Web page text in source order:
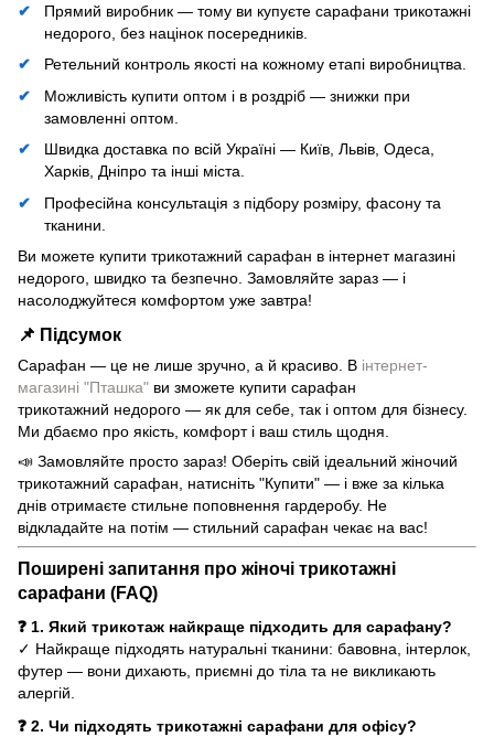
Прямий виробник — тому ви купуєте сарафани трикотажні
недорого, без націнок посередників.
Ретельний контроль якості на кожному етапі виробництва.
Можливість купити оптом і в роздріб — знижки при
замовленні оптом.
Швидка доставка по всій Україні — Київ, Львів, Одеса,
Харків, Дніпро та інші міста.
Професійна консультація з підбору розміру, фасону та
тканини.
Ви можете купити трикотажний сарафан в інтернет магазині
недорого, швидко та безпечно. Замовляйте зараз — і
насолоджуйтеся комфортом уже завтра!
📌 Підсумок
Сарафан — це не лише зручно, а й красиво. В інтернет-
магазині "Пташка" ви зможете купити сарафан
трикотажний недорого — як для себе, так і оптом для бізнесу.
Ми дбаємо про якість, комфорт і ваш стиль щодня.
📣 Замовляйте просто зараз! Оберіть свій ідеальний жіночий
трикотажний сарафан, натисніть "Купити" — і вже за кілька
днів отримаєте стильне поповнення гардеробу. Не
відкладайте на потім — стильний сарафан чекає на вас!
Поширені запитання про жіночі трикотажні
сарафани (FAQ)
❓ 1. Який трикотаж найкраще підходить для сарафану?
✓ Найкраще підходять натуральні тканини: бавовна, інтерлок,
футер — вони дихають, приємні до тіла та не викликають
алергій.
❓ 2. Чи підходять трикотажні сарафани для офісу?